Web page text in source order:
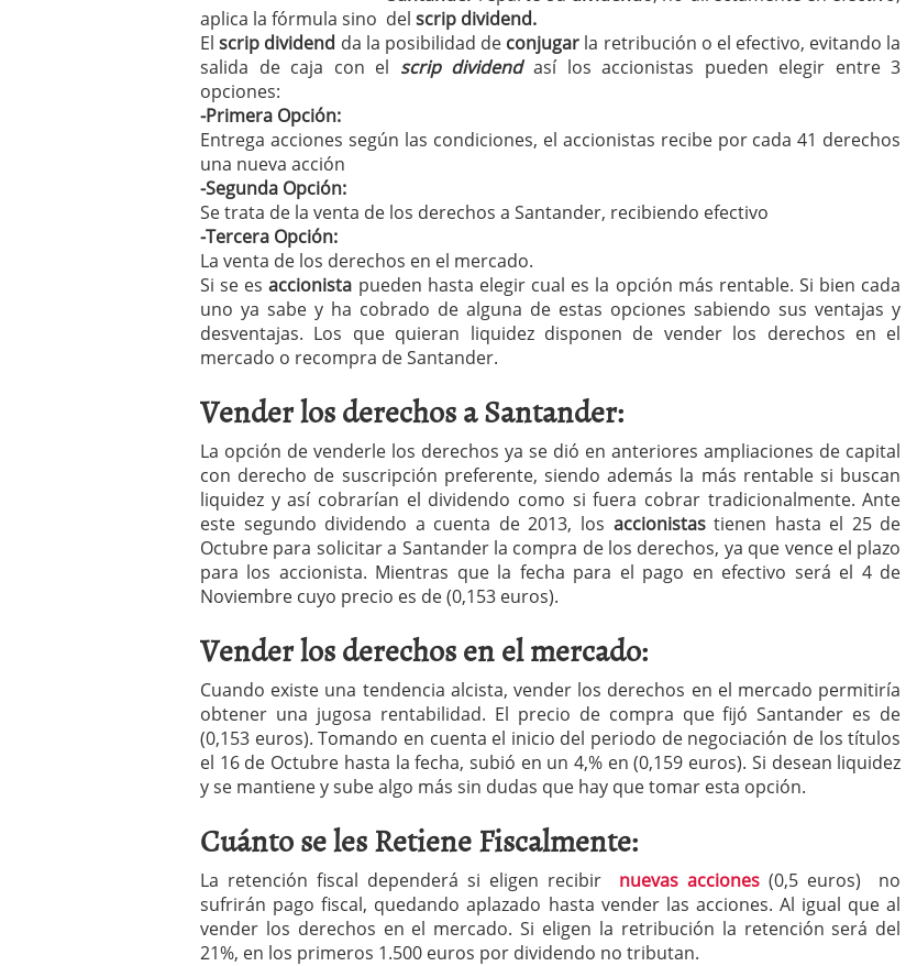
aplica la fórmula sino del scrip dividend.
Elscrip dividend da la posibilidad de conjugar la retribución o el efectivo, evitando la
salida de caja con el scrip dividend así los accionistas pueden elegir entre 3
opciones:
-Primera Opción:
Entrega acciones según las condiciones, el accionistas recibe por cada 41 derechos
una nueva acción
-Segunda Opción:
Se trata de la venta de los derechos a Santander, recibiendo efectivo
-Tercera Opción:
La venta de los derechos en el mercado.
Si se es accionista pueden hasta elegir cual es la opción más rentable. Si bien cada
uno ya sabe y ha cobrado de alguna de estas opciones sabiendo sus ventajas y
desventajas. Los que quieran liquidez disponen de vender los derechos en el
mercado o recompra de Santander.
Vender los derechos a Santander:
La opción de venderle los derechos ya se dió en anteriores ampliaciones de capital
con derecho de suscripción preferente, siendo además la más rentable si buscan
liquidez y así cobrarían el dividendo como si fuera cobrar tradicionalmente. Ante
este segundo dividendo a cuenta de 2013, los accionistastienen hasta el 25 de
Octubre para solicitar a Santander la compra de los derechos, ya que vence el plazo
para los accionista. Mientras que la fecha para el pago en efectivo será el 4 de
Noviembre cuyo precio es de (0,153 euros).
Vender los derechos en el mercado:
Cuando existe una tendencia alcista, vender los derechos en el mercado permitiría
obtener una jugosa rentabilidad. El precio de compra que fijó Santander es de
(0,153 euros). Tomando en cuenta el inicio del periodo de negociación de los títulos
el 16 de Octubre hasta la fecha, subió en un 4,% en (0,159 euros). Si desean liquidez
y se mantiene y sube algo más sin dudas que hay que tomar esta opción.
Cuánto se les Retiene Fiscalmente:
La retención fiscal dependerá si eligen recibir nuevas acciones (0,5 euros) no
sufrirán pago fiscal, quedando aplazado hasta vender las acciones. Al igual que al
vender los derechos en el mercado. Si eligen la retribución la retención será del
21%, en los primeros 1.500 euros por dividendo no tributan.